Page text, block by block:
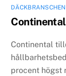
DÄCKBRANSCHEN
Continental
procent högst